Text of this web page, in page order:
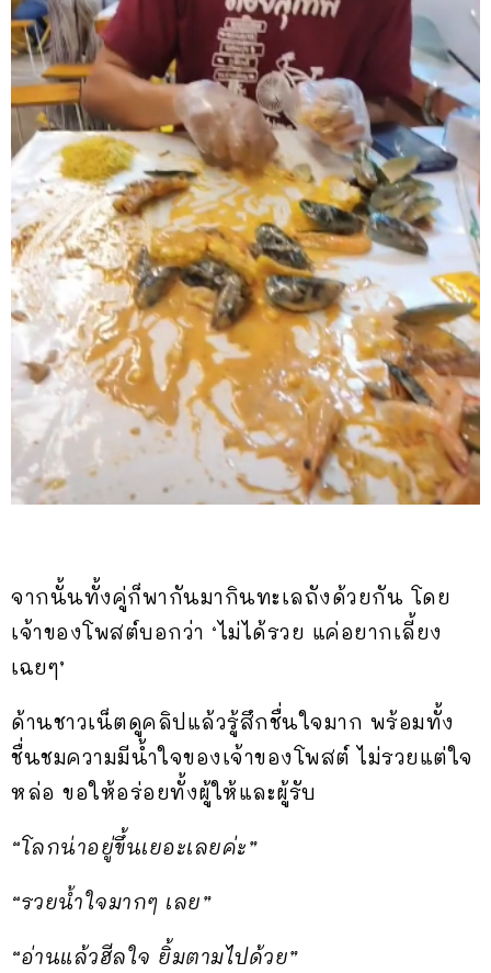
จากนั้นทั้งคู่ก็พากันมากินทะเลถังด้วยกัน โดย
เจ้าของโพสต์บอกว่า ‘ไม่ได้รวย แค่อยากเลี้ยง
เฉยๆ’
ด้านชาวเน็ตดูคลิปแล้วรู้สึกชื่นใจมาก พร้อมทั้ง
ชื่นชมความมีน้ำใจของเจ้าของโพสต์ ไม่รวยแต่ใจ
หล่อ ขอให้อร่อยทั้งผู้ให้และผู้รับ
“โลกน่าอยู่ขึ้นเยอะเลยค่ะ”
“รวยน้ำใจมากๆ เลย”
“อ่านแล้วฮีลใจ ยิ้มตามไปด้วย”